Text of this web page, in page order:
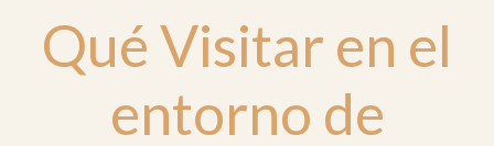
Qué Visitar en el
entorno de